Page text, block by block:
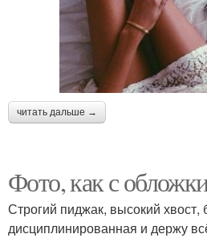
читать дальше →
Фото, как с
Строгий пиджак, высокий хвост,
дисциплинированная и держу